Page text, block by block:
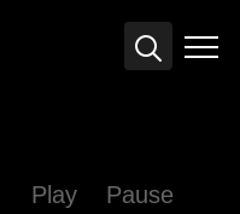
Info
Play Pause